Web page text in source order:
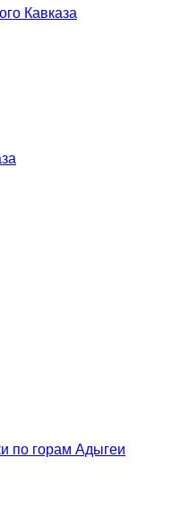
Кавказа
по горам Адыгеи